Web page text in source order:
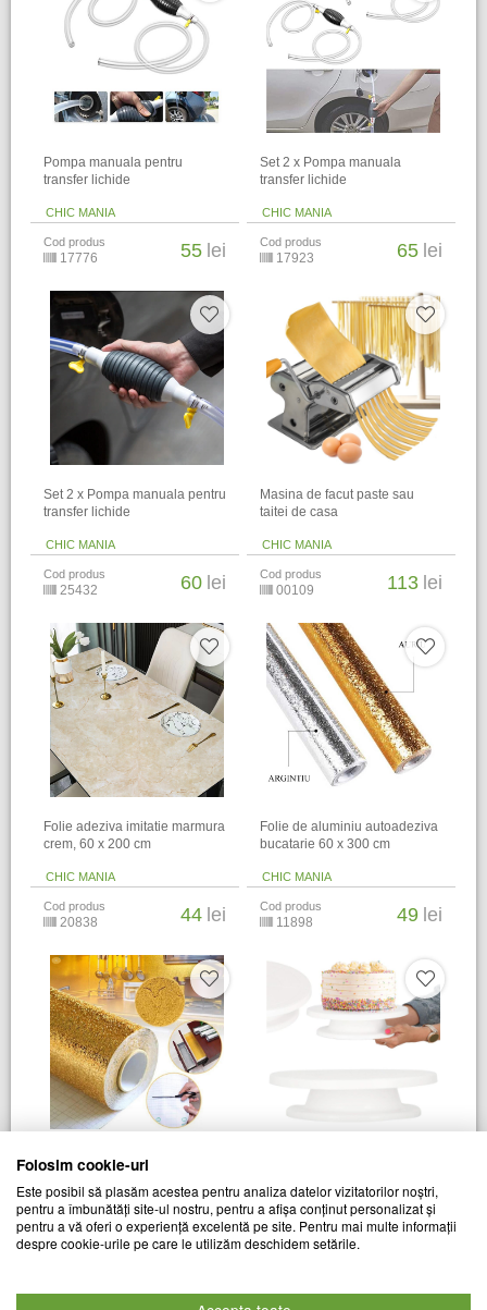
Pompa manuala pentru
transfer lichide
CHIC MANIA
Cod produs
17776 55 lei
Set 2 x Pompa manuala
transfer lichide
CHIC MANIA
Cod produs
17923 65 lei
Set 2 x Pompa manuala pentru
transfer lichide
CHIC MANIA
Cod produs
25432 60 lei
Masina de facut paste sau
taitei de casa
CHIC MANIA
Cod produs
00109 113 lei
Folie adeziva imitatie marmura
crem, 60 x 200 cm
CHIC MANIA
Cod produs
20838 44 lei
Folie de aluminiu autoadeziva
bucatarie 60 x 300 cm
CHIC MANIA
Cod produs
11898 49 lei
Folie adeziva de aluminiu, 60
CHIC MANIA
Cod produs 49 lei
CHIC MANIA
Cod produs
Folosim cookie-uri
Este posibil să plasăm acestea pentru analiza datelor vizitatorilor noștri,
pentru a îmbunătăți site-ul nostru, pentru a afișa conținut personalizat și
pentru a vă oferi o experiență excelentă pe site. Pentru mai multe informații
despre cookie-urile pe care le utilizăm deschidem setările.